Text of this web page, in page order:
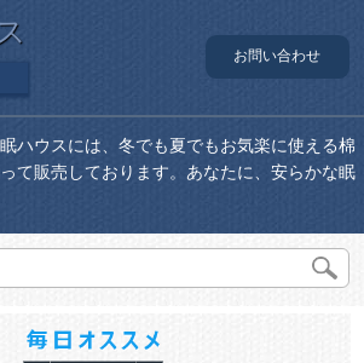
お問い合わせ
ハウスには、冬でも夏でもお気楽に使える棉
て販売しております。あなたに、安らかな眠